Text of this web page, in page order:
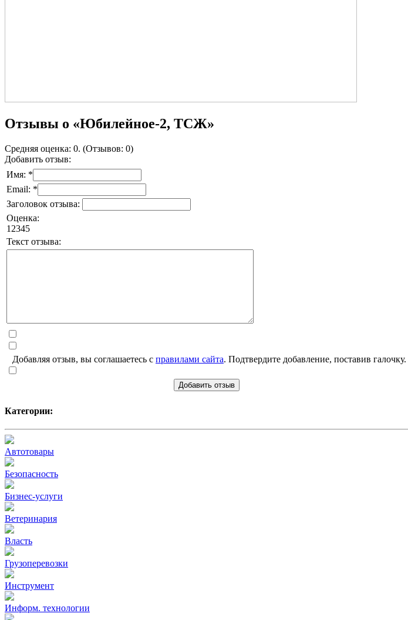
Отзывы о «Юбилейное-2, ТСЖ»
Средняя оценка: 0. (Отзывов: 0)
Добавить отзыв:
Имя: *
Email: *
Заголовок отзыва:
Оценка:
1 2345
Текст отзыва:
Добавляя отзыв, вы соглашаетесь с правилами сайта. Подтвердите добавление, поставив галочку.
Добавить отзыв
Категории:
Автотовары
Безопасность
Бизнес-услуги
Ветеринария
Власть
Грузоперевозки
Инструмент
Информ. технологии